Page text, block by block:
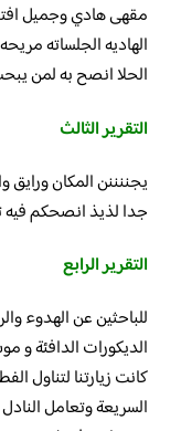
مقهى هادي وجميل
الهاديه الجلساته
الحلا انصح به لمن
التقرير الثالث
يجننننن المكان ورايق
جدا لذيذ انصحكم فيه
التقرير الرابع
للباحثين عن الهدوء
‏الديكورات الدافئة و
السريعة وتعامل